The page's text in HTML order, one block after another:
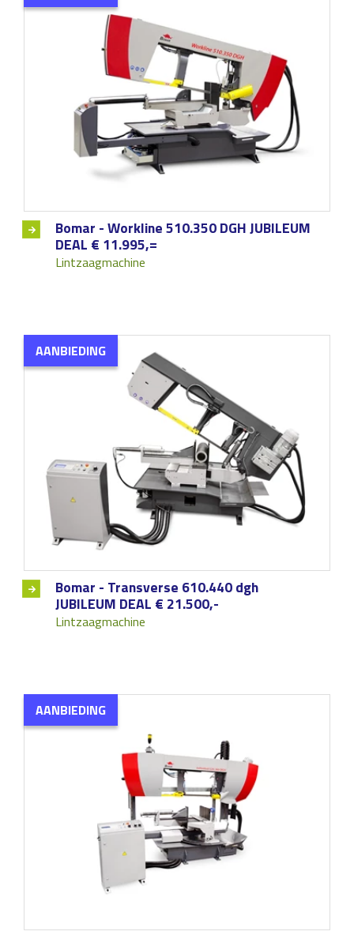
Bomar - Workline 510.350 DGH JUBILEUM
DEAL € 11.995,=
Lintzaagmachine
AANBIEDING
Bomar - Transverse 610.440 dgh
JUBILEUM DEAL € 21.500,-
Lintzaagmachine
AANBIEDING